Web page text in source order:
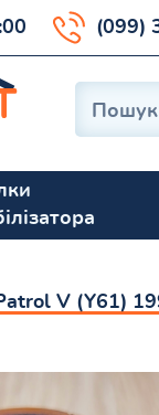
(099)
V (Y61)